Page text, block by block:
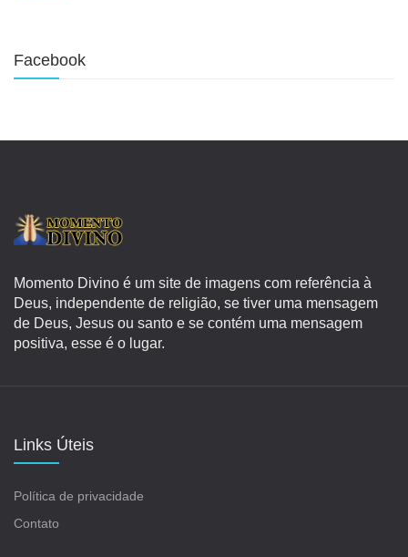
Facebook
Momento Divino é um site de imagens com referência à
Deus, independente de religião, se tiver uma mensagem
de Deus, Jesus ou santo e se contém uma mensagem
positiva, esse é o lugar.
Links Úteis
Política de privacidade
Contato